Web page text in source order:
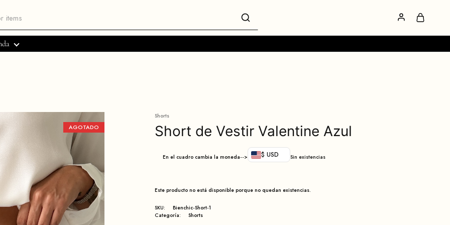
AGOTADO
Shorts
Short de Vestir Valentine Azul
En el cuadro cambia la moneda--> $ USD Sin existencias
Este producto no está disponible porque no quedan existencias.
SKU:
Bienchic-Short-1
Categoría:
Shorts